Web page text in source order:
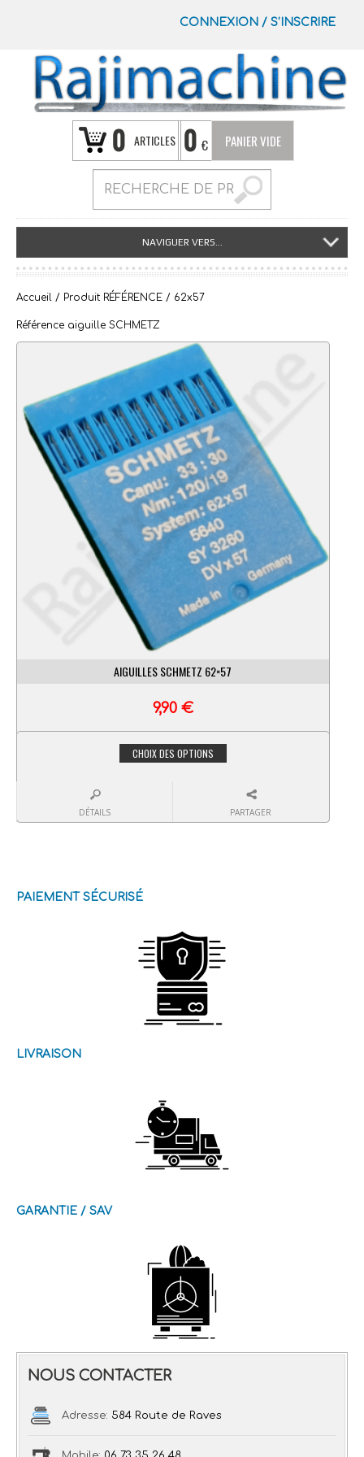
CONNEXION / S’INSCRIRE
0 ARTICLES 0 € PANIER VIDE
NAVIGUER VERS...
Accueil / Produit RÉFÉRENCE / 62x57
Référence aiguille SCHMETZ
AIGUILLES SCHMETZ 62×57
9,90 €
CHOIX DES OPTIONS
DÉTAILS PARTAGER
PAIEMENT SÉCURISÉ
LIVRAISON
GARANTIE / SAV
NOUS CONTACTER
Adresse: 584 Route de Raves